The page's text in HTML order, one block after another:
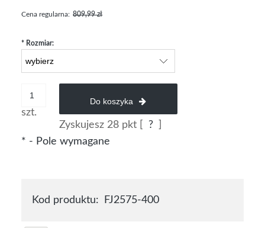
Cena regularna: 809,99 zł
* Rozmiar:
szt.
Do koszyka
Zyskujesz 28pkt [ ?
* - Pole wymagane
Kod produktu: FJ2575-400